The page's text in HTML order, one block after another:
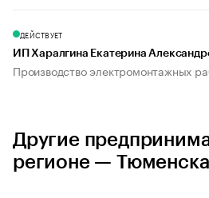
ДЕЙСТВУЕТ
ИП Харалгина Екатерина
Производство электромонтажных
Другие
регионе —